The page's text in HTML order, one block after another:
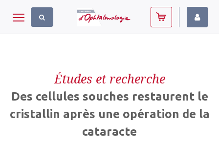
Toggle navigation
Études et recherche
Des cellules souches restaurent le
cristallin après une opération de la
cataracte
Panneau de gestion des cookies